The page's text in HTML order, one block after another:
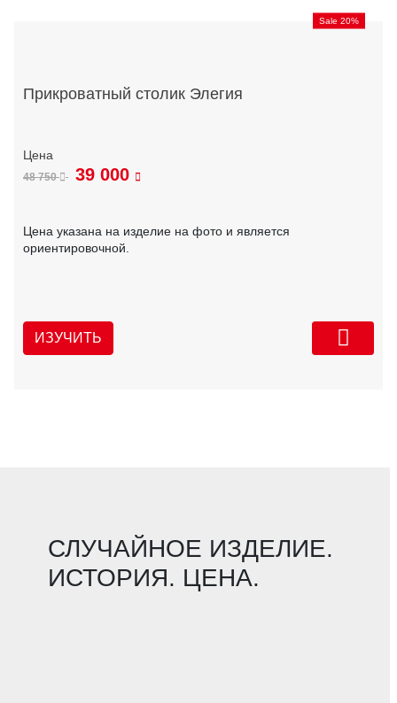
Sale 20%
Прикроватный столик Элегия
48 750 39 000
Цена указана на изделие на фото и является
ориентировочной.
ИЗУЧИТЬ
СЛУЧАЙНОЕ ИЗДЕЛИЕ.
ИСТОРИЯ. ЦЕНА.